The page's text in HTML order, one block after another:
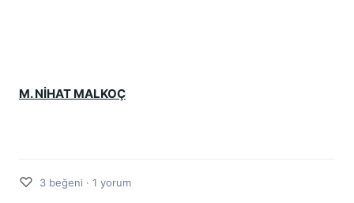
M. NİHAT MALKOÇ
♡ 3 beğeni · 1 yorum